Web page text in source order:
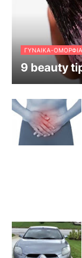
ΓΥΝΑΊΚΑ-
9 beauty